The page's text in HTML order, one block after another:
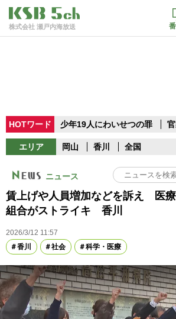
株式会社 瀬戸内海放送
HOTワード 少年19人にわいせつの罪
エリア 岡山 香川 全国
ニュース
賃上げや人員増加などを訴え 医
組合がストライキ 香川
2026/3/12 11:57
香川
社会 科学・医療